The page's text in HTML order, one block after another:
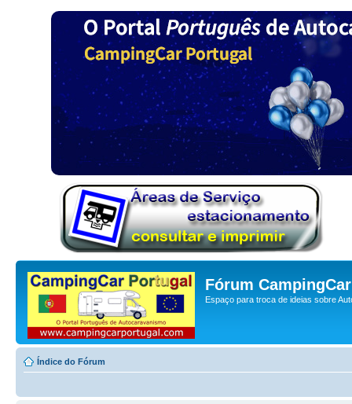
Fórum
Espaço para troca de ideias sobre
Índice do Fórum